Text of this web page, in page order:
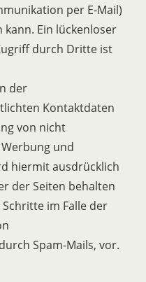
per E-Mail)
kann. Ein lückenloser
durch Dritte ist
der
Kontaktdaten
von nicht
und
hiermit ausdrücklich
der Seiten behalten
im Falle der
Spam-Mails, vor.